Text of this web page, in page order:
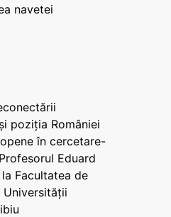
navetei
poziția României
în cercetare-
Eduard
Facultatea de
Universității